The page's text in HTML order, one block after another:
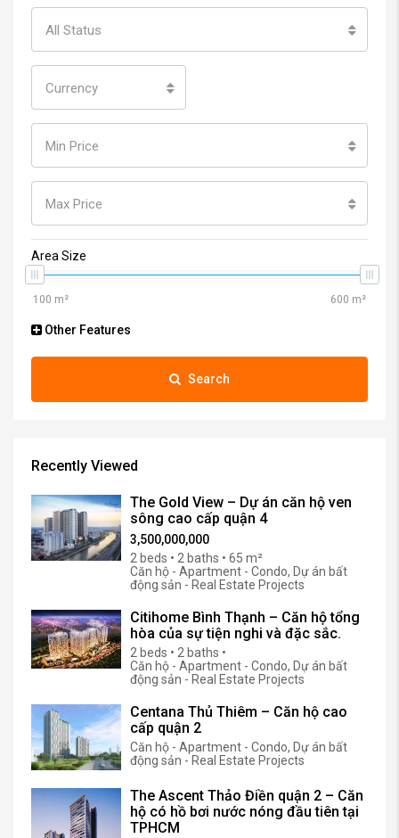
All Status
Currency
Min Price
Max Price
Area Size
Other Features
Search
Recently Viewed
The Gold View – Dự án căn hộ ven
sông cao cấp quận 4
3,500,000,000
2 beds • 2 baths • 65 m²
Căn hộ - Apartment - Condo, Dự án bất
động sản - Real Estate Projects
Citihome Bình Thạnh – Căn hộ tổng
hòa của sự tiện nghi và đặc sắc.
2 beds • 2 baths •
Căn hộ - Apartment - Condo, Dự án bất
động sản - Real Estate Projects
Centana Thủ Thiêm – Căn hộ cao
cấp quận 2
Căn hộ - Apartment - Condo, Dự án bất
động sản - Real Estate Projects
The Ascent Thảo Điền quận 2 – Căn
hộ có hồ bơi nước nóng đầu tiên tại
TPHCM